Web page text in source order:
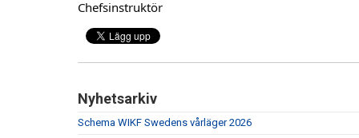
Chefsinstruktör
Nyhetsarkiv
Schema WIKF Swedens vårläger 2026